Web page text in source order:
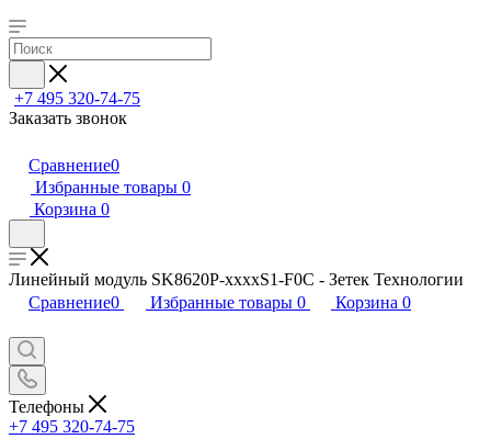
+7 495 320-74-75
Заказать звонок
Сравнение0
Избранные товары 0
Корзина 0
Линейный модуль SK8620P-xxxxS1-F0C - Зетек Технологии
Сравнение0 Избранные товары 0 Корзина 0
Телефоны
+7 495 320-74-75